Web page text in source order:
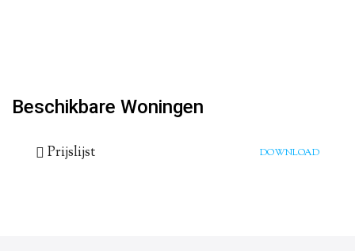
Beschikbare Woningen
Prijslijst DOWNLOAD